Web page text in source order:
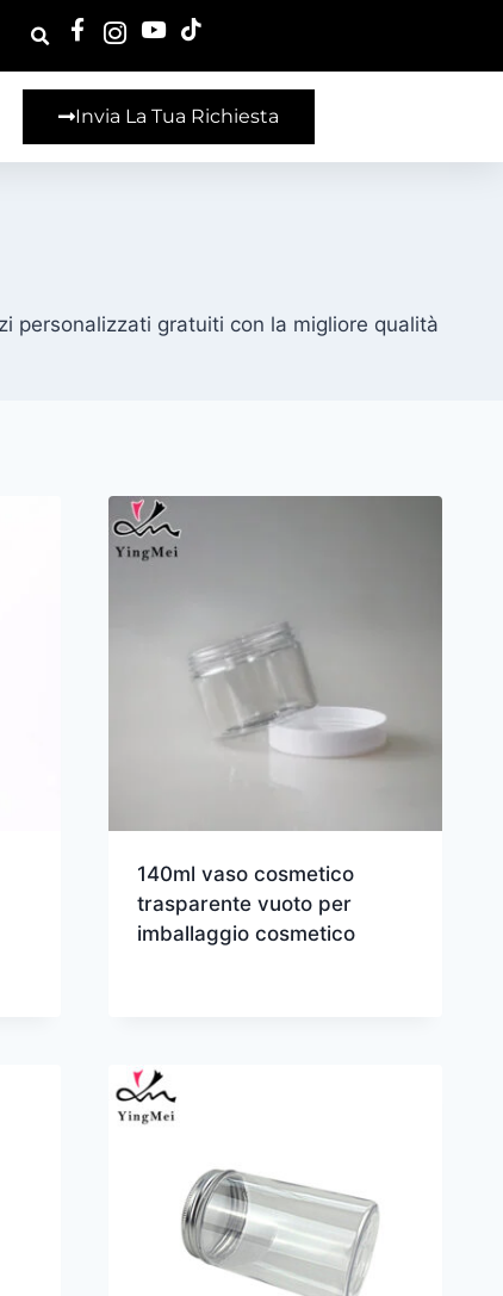
Invia La Tua Richiesta
personalizzati gratuiti con la migliore qualità
140ml vaso cosmetico
trasparente vuoto per
imballaggio cosmetico